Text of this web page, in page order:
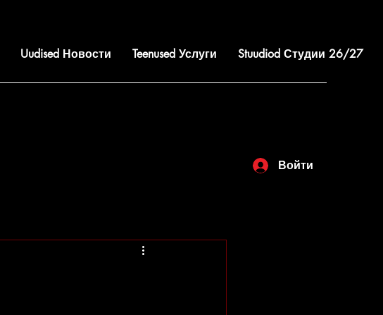
Uudised Новости Teenused Услуги Stuudiod Студии 26/27
Войти